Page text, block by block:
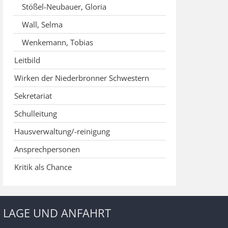
Stößel-Neubauer, Gloria
Wall, Selma
Wenkemann, Tobias
Leitbild
Wirken der Niederbronner Schwestern
Sekretariat
Schulleitung
Hausverwaltung/-reinigung
Ansprechpersonen
Kritik als Chance
LAGE UND ANFAHRT